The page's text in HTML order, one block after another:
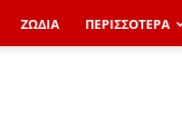
ΖΩΔΙΑ ΠΕΡΙΣΣΟΤΕΡΑ